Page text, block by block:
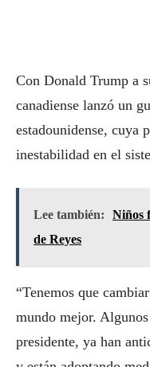
Con Donald Trump a
canadiense lanzó un
estadounidense, cuya
inestabilidad en el
Lee también:
Niños
de Reyes
“Tenemos que
mundo mejor.
presidente, ya han